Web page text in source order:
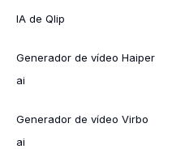
IA de Qlip
Generador de vídeo Haiper
ai
Generador de vídeo Virbo
ai